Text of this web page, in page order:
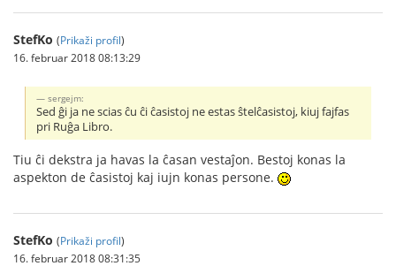
StefKo (Prikaži profil)
16. februar 2018 08:13:29
sergejm:
Sed ĝi ja ne scias ĉu ĉi ĉasistoj ne estas ŝtelĉasistoj, kiuj fajfas
pri Ruĝa Libro.
Tiu ĉi dekstra ja havas la ĉasan vestaĵon. Bestoj konas la
aspekton de ĉasistoj kaj iujn konas persone.
StefKo (Prikaži profil)
16. februar 2018 08:31:35